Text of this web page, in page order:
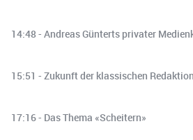
14:48 - Andreas Günterts privater
15:51 - Zukunft der klassischen Redaktion
17:16 - Das Thema «Scheitern»